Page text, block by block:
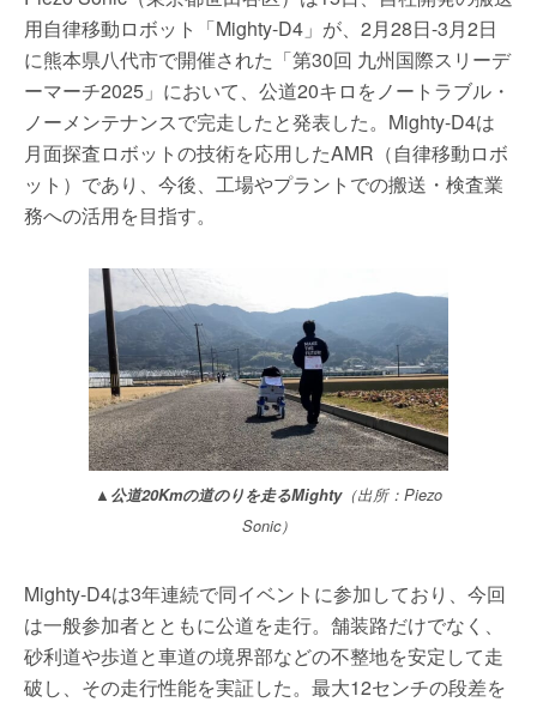
用自律移動ロボット「Mighty-D4」が、2月28日-3月2日
に熊本県八代市で開催された「第30回 九州国際スリーデ
ーマーチ2025」において、公道20キロをノートラブル・
ノーメンテナンスで完走したと発表した。Mighty-D4は
月面探査ロボットの技術を応用したAMR（自律移動ロボ
ット）であり、今後、工場やプラントでの搬送・検査業
務への活用を目指す。
▲公道20Kmの道のりを走るMighty（出所：Piezo
Sonic）
Mighty-D4は3年連続で同イベントに参加しており、今回
は一般参加者とともに公道を走行。舗装路だけでなく、
砂利道や歩道と車道の境界部などの不整地を安定して走
破し、その走行性能を実証した。最大12センチの段差を